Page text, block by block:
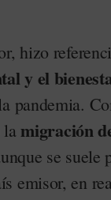
hizo
y el
pandemia.
lamigración
se suele
emisor, en